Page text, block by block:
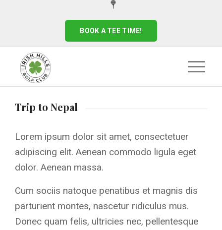
BOOK A TEE TIME!
Trip to Nepal
Lorem ipsum dolor sit amet, consectetuer
adipiscing elit. Aenean commodo ligula eget
dolor. Aenean massa.
Cum sociis natoque penatibus et magnis dis
parturient montes, nascetur ridiculus mus.
Donec quam felis, ultricies nec, pellentesque